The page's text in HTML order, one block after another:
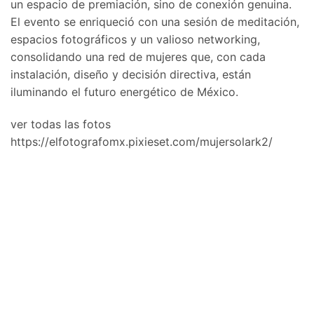
un espacio de premiación, sino de conexión genuina.
El evento se enriqueció con una sesión de meditación,
espacios fotográficos y un valioso networking,
consolidando una red de mujeres que, con cada
instalación, diseño y decisión directiva, están
iluminando el futuro energético de México.
ver todas las fotos
https://elfotografomx.pixieset.com/mujersolark2/